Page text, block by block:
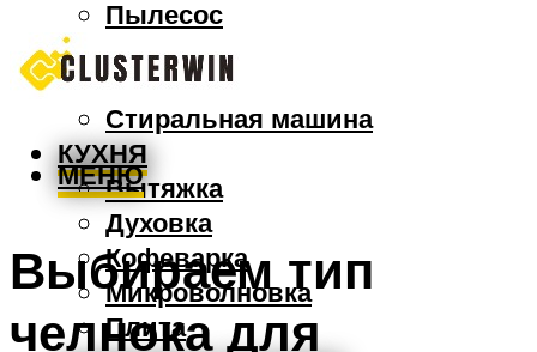
Пылесос
Утюг
Швабра
Стиральная машина
КУХНЯ
Вытяжка
Духовка
Кофеварка
Микроволновка
Плита
МЕНЮ
Выбираем тип
челнока для